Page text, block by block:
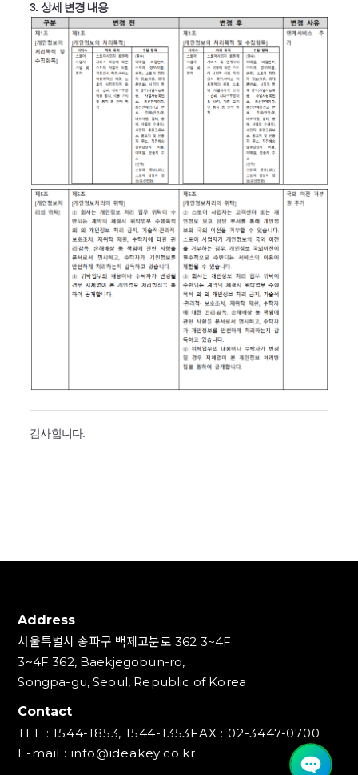
3. 상세 변경 내용
감사합니다.
Address
서울특별시 송파구 백제고분로 362 3~4F
3~4F 362, Baekjegobun-ro,
Songpa-gu, Seoul, Republic of Korea
Contact
TEL : 1544-1853, 1544-1353FAX : 02-3447-0700
E-mail : info@ideakey.co.kr